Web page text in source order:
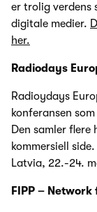
er trolig verdens
digitale medier.
her.
Radiodays
Radioydays
konferansen
Den samler flere
kommersiell
Latvia, 22.-24.
FIPP –